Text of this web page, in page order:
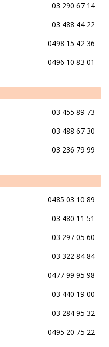
03 290 67 14
03 488 44 22
0498 15 42 36
0496 10 83 01
03 455 89 73
03 488 67 30
03 236 79 99
0485 03 10 89
03 480 11 51
03 297 05 60
03 322 84 84
0477 99 95 98
03 440 19 00
03 284 95 32
0495 20 75 22